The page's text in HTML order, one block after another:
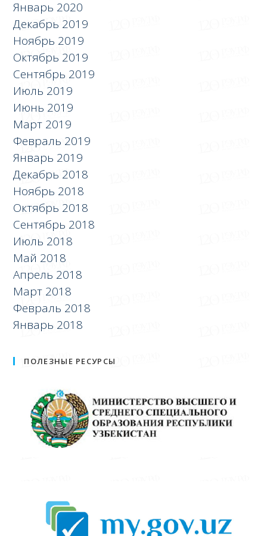
Январь 2020
Декабрь 2019
Ноябрь 2019
Октябрь 2019
Сентябрь 2019
Июль 2019
Июнь 2019
Март 2019
Февраль 2019
Январь 2019
Декабрь 2018
Ноябрь 2018
Октябрь 2018
Сентябрь 2018
Июль 2018
Май 2018
Апрель 2018
Март 2018
Февраль 2018
Январь 2018
ПОЛЕЗНЫЕ РЕСУРСЫ